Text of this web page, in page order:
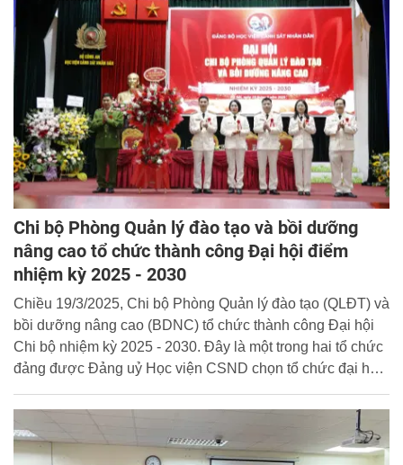
Chi bộ Phòng Quản lý đào tạo và bồi dưỡng
nâng cao tổ chức thành công Đại hội điểm
nhiệm kỳ 2025 - 2030
Chiều 19/3/2025, Chi bộ Phòng Quản lý đào tạo (QLĐT) và
bồi dưỡng nâng cao (BDNC) tổ chức thành công Đại hội
Chi bộ nhiệm kỳ 2025 - 2030. Đây là một trong hai tổ chức
đảng được Đảng uỷ Học viện CSND chọn tổ chức đại hội
đại hội nhiệm kỳ 2025 - 2030.